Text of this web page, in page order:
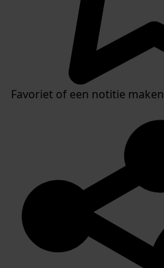
Favoriet of een notitie maken